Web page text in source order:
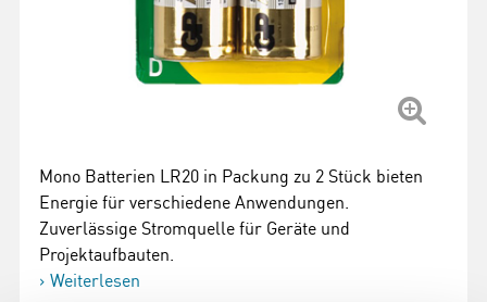
Mono Batterien LR20 in Packung zu 2 Stück bieten
Energie für verschiedene Anwendungen.
Zuverlässige Stromquelle für Geräte und
Projektaufbauten.
Weiterlesen